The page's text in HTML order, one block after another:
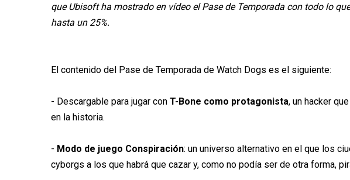
que Ubisoft ha mostrado en vídeo el Pase de Temporada con todo lo
hasta un 25%.
El contenido del Pase de Temporada de Watch Dogs es el siguiente:
- Descargable para jugar con T-Bone como protagonista, un hacker
en la historia.
- Modo de juego Conspiración: un universo alternativo en el que los
cyborgs a los que habrá que cazar y, como no podía ser de otra forma,